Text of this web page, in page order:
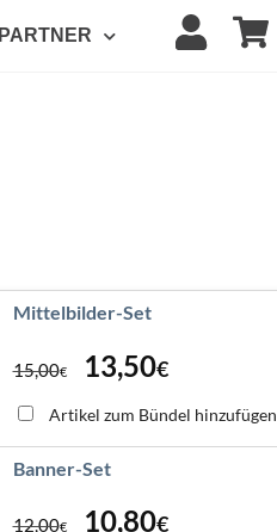
PARTNER
Mittelbilder-Set
15,00€ 13,50€
Artikel zum Bündel hinzufügen
Banner-Set
12,00€ 10,80€